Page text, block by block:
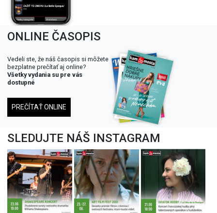
ONLINE ČASOPIS
Vedeli ste, že náš časopis si môžete
bezplatne prečítať aj online?
Všetky vydania su pre vás
dostupné
PREČÍTAŤ ONLINE
SLEDUJTE NÁŠ INSTAGRAM